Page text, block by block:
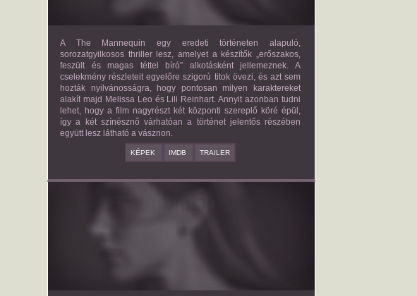
A The Mannequin egy eredeti történeten alapuló,
sorozatgyilkosos thriller lesz, amelyet a készítők „erőszakos,
feszült és magas téttel bíró” alkotásként jellemeznek. A
cselekmény részleteit egyelőre szigorú titok övezi, és azt sem
hozták nyilvánosságra, hogy pontosan milyen karaktereket
alakít majd Melissa Leo és Lili Reinhart. Annyit azonban tudni
lehet, hogy a film nagyrészt két központi szereplő köré épül,
így a két színésznő várhatóan a történet jelentős részében
együtt lesz látható a vásznon.
KÉPEK IMDB TRAILER
THE VERY BEST PEOPLE